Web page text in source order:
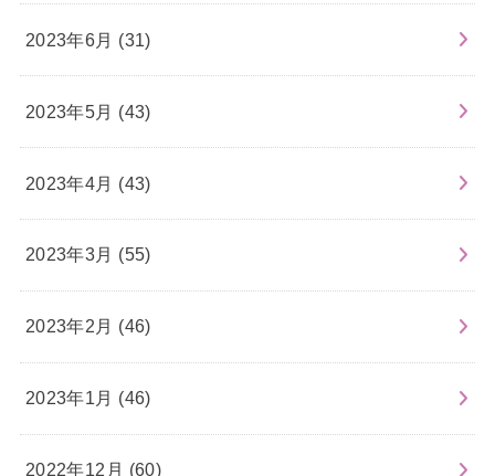
2023年6月 (31)
2023年5月 (43)
2023年4月 (43)
2023年3月 (55)
2023年2月 (46)
2023年1月 (46)
2022年12月 (60)